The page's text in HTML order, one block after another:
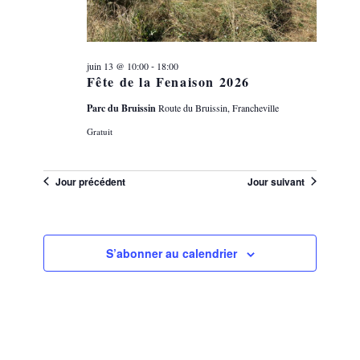
Fête de la Fenaison 2026
juin 13 @ 10:00- 18:00
Parc du BruissinRoute du Bruissin, Francheville
Gratuit
Jour précédent Jour suivant
S’abonner au calendrier